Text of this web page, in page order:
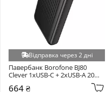
Відправка через 2 дні
Павербанк Borofone BJ80
Clever 1xUSB-C + 2xUSB-A 20W
664 ₴